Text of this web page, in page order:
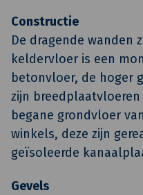
Constructie
De dragende wanden
keldervloer is een
betonvloer, de hoger
zijn
begane grondvloer
winkels, deze zijn
geïsoleerde
Gevels